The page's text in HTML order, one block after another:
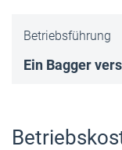
Betriebsführung
Ein Bagger